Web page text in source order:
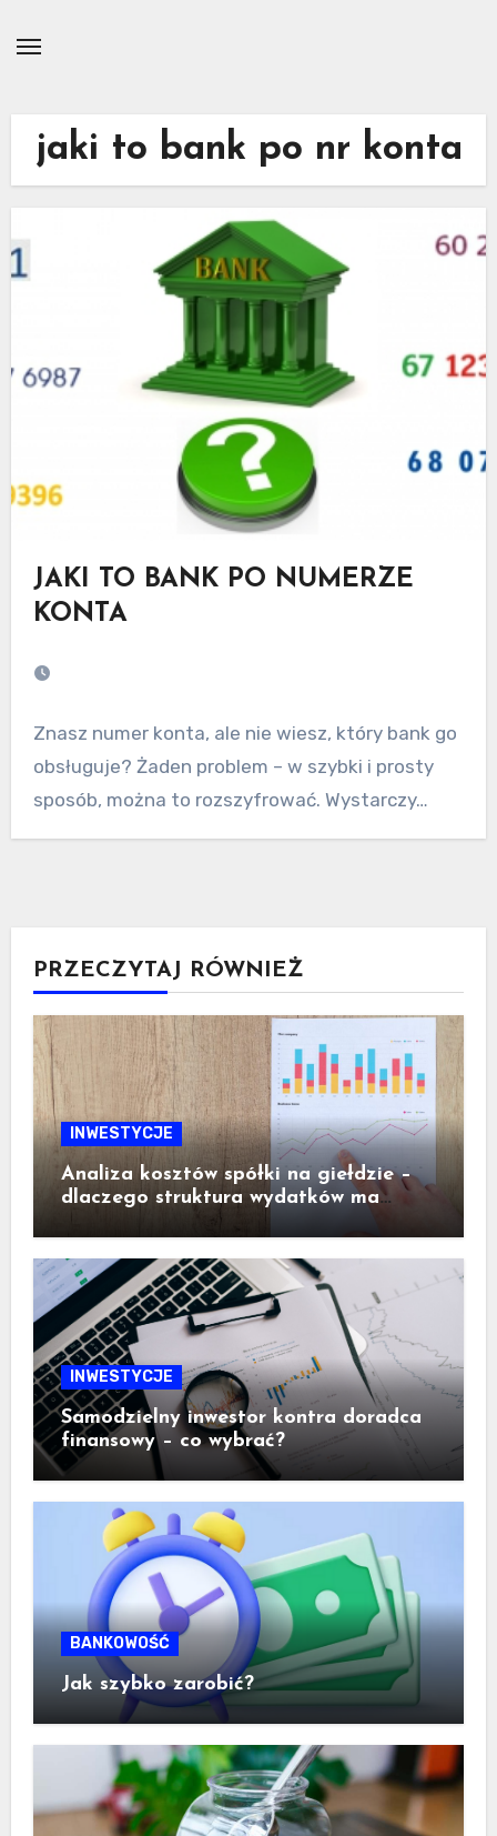
jaki to bank po nr konta
JAKI TO BANK PO NUMERZE
KONTA
Znasz numer konta, ale nie wiesz, który bank go
obsługuje? Żaden problem – w szybki i prosty
sposób, można to rozszyfrować. Wystarczy…
PRZECZYTAJ RÓWNIEŻ
INWESTYCJE
Analiza kosztów spółki na giełdzie –
dlaczego struktura wydatków ma
ogromne znaczenie dla inwestora
INWESTYCJE
Samodzielny inwestor kontra doradca
finansowy – co wybrać?
BANKOWOŚĆ
Jak szybko zarobić?